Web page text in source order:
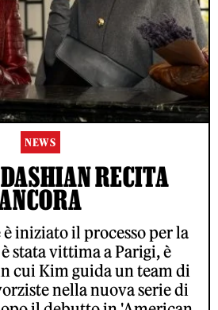
NEWS
RECITA
iniziato il processo per la
stata vittima a Parigi, è
cui Kim guida un team di
nella nuova serie di